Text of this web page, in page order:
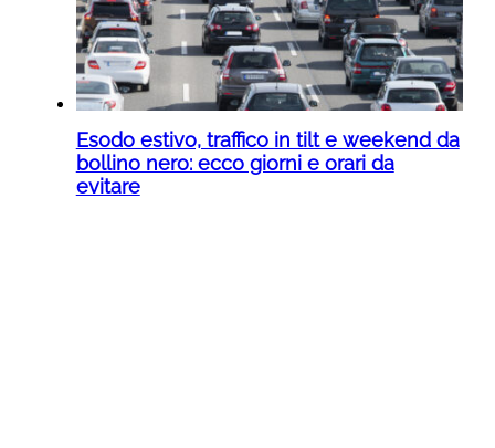
Esodo estivo, traffico in tilt e weekend da
bollino nero: ecco giorni e orari da
evitare